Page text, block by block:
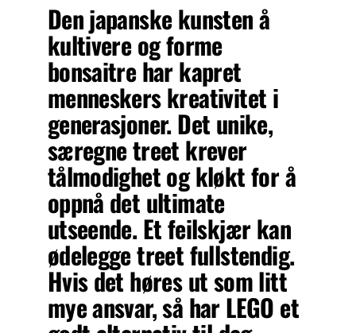
Den japanske kunsten å
kultivere og forme
bonsaitre har kapret
menneskers kreativitet i
generasjoner. Det unike,
særegne treet krever
tålmodighet og kløkt for å
oppnå det ultimate
utseende. Et feilskjær kan
ødelegge treet fullstendig.
Hvis det høres ut som litt
mye ansvar, så har LEGO et